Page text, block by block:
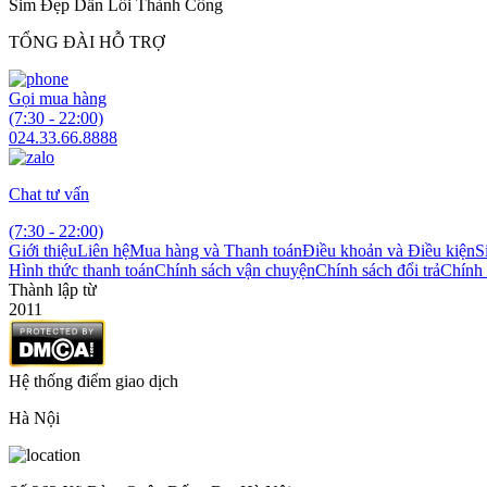
Sim Đẹp Dẫn Lối Thành Công
TỔNG ĐÀI HỖ TRỢ
Gọi mua hàng
(7:30 - 22:00)
024.33.66.8888
Chat tư vấn
(7:30 - 22:00)
Giới thiệuLiên hệMua hàng và Thanh toánĐiều khoản và Điều kiện
Hình thức thanh toánChính sách vận chuyệnChính sách đổi trảChính
Thành lập từ
2011
Hệ thống điểm giao dịch
Hà Nội